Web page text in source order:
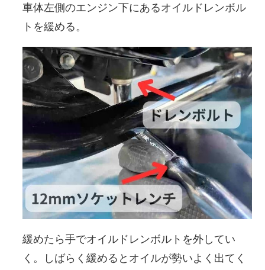
車体左側のエンジン下にあるオイルドレンボル
トを緩める。
緩めたら手でオイルドレンボルトを外してい
く。しばらく緩めるとオイルが勢いよく出てく